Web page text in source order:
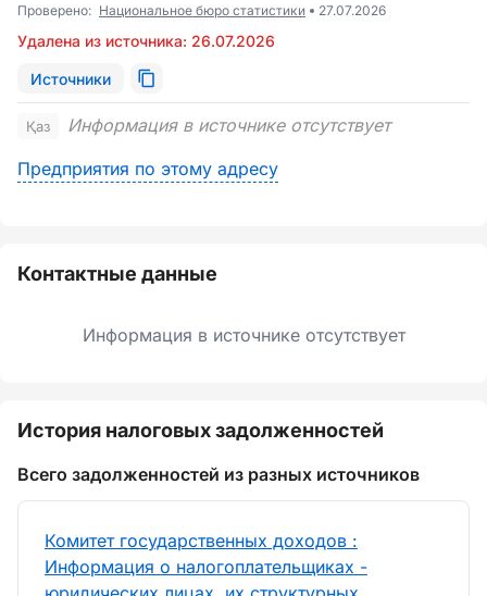
Проверено: Национальное бюро статистики 27.07.2026
Удалена из источника: 26.07.2026
Источники
Қаз
Информация в источнике отсутствует
Предприятия по этому адресу
Контактные данные
Информация в источнике отсутствует
История налоговых задолженностей
Всего задолженностей из разных источников
Комитет государственных доходов :
Информация о налогоплательщиках -